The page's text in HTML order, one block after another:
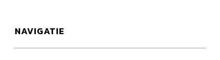
NAVIGATIE